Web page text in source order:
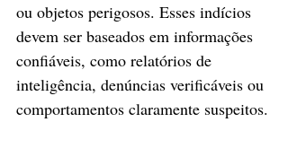
ou objetos perigosos. Esses indícios
devem ser baseados em informações
confiáveis, como relatórios de
inteligência, denúncias verificáveis ou
comportamentos claramente suspeitos.